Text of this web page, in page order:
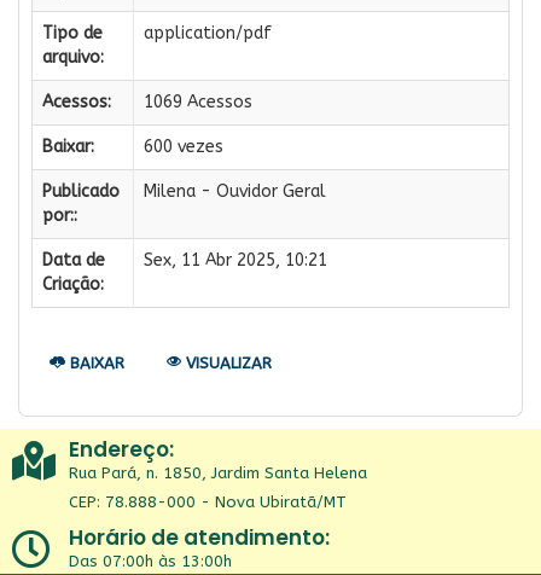
Tipo de
arquivo:
application/pdf
Acessos: 1069 Acessos
Baixar: 600 vezes
Publicado
por::
Milena - Ouvidor Geral
Data de
Criação:
Sex, 11 Abr 2025, 10:21
BAIXAR VISUALIZAR
Endereço:
Rua Pará, n. 1850, Jardim Santa Helena
CEP: 78.888-000 - Nova Ubiratã/MT
Horário de atendimento:
Das 07:00h às 13:00h